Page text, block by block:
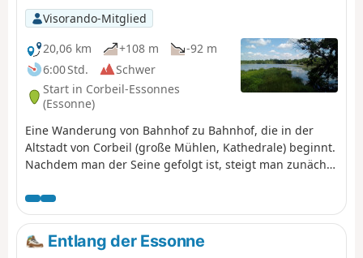
Visorando-Mitglied
20,06 km
+108 m
-92 m
6:00 Std.
Schwer
Start in Corbeil-Essonnes
(Essonne)
Eine Wanderung von Bahnhof zu Bahnhof, die in der
Altstadt von Corbeil (große Mühlen, Kathedrale) beginnt.
Nachdem man der Seine gefolgt ist, steigt man zunächst
bevor man der Essonne folgt. Die Wanderung endet mit
der Durchquerung des Parc de Villeroy in einer sehr
waldreichen Umgebung und der Erkundung des Marais
de Fonteanay mit seinen Vogelbeobachtungsstationen.
Entlang der Essonne